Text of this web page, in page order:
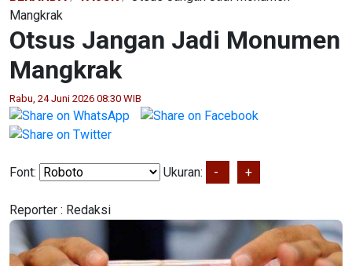
Mangkrak
Otsus Jangan Jadi Monumen
Mangkrak
Rabu, 24 Juni 2026 08:30 WIB
Font: Ukuran: - +
Reporter : Redaksi